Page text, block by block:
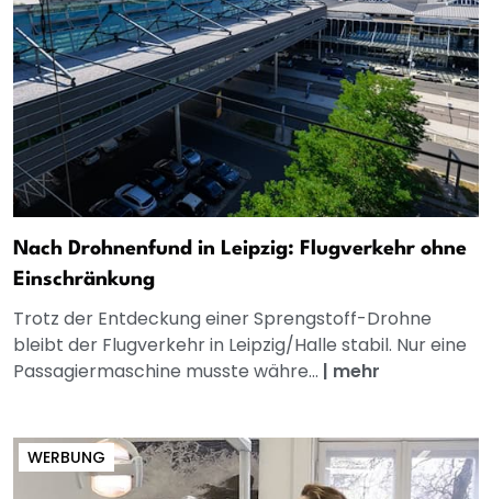
Nach Drohnenfund in Leipzig: Flugverkehr ohne
Einschränkung
Trotz der Entdeckung einer Sprengstoff-Drohne
bleibt der Flugverkehr in Leipzig/Halle stabil. Nur eine
Passagiermaschine musste währe... | mehr
WERBUNG